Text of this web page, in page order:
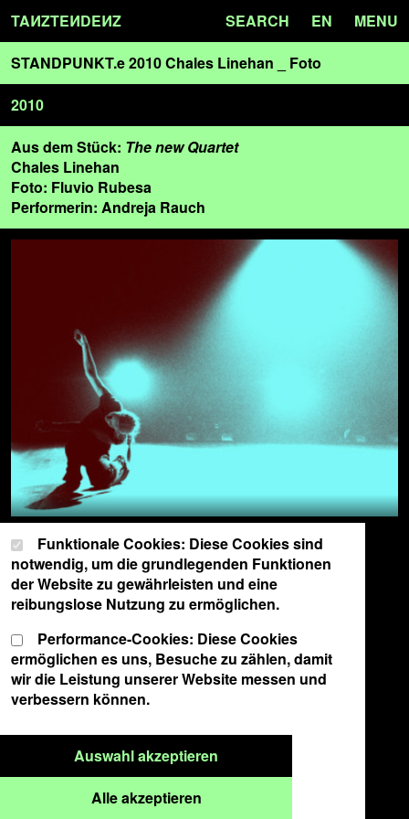
TANZTENDENZ SEARCH EN
MENU
STANDPUNKT.e 2010 Chales Linehan _ Foto
2010
Aus dem Stück: The new Quartet
Chales Linehan
Foto: Fluvio Rubesa
Performerin: Andreja Rauch
Cookie-Einstellungen
Wählen Sie Ihre Cookie-Präferenzen für diese Website.
Funktionale Cookies: Diese Cookies sind
notwendig, um die grundlegenden Funktionen
der Website zu gewährleisten und eine
reibungslose Nutzung zu ermöglichen.
Performance-Cookies: Diese Cookies
ermöglichen es uns, Besuche zu zählen, damit
wir die Leistung unserer Website messen und
verbessern können.
Auswahl akzeptieren
Alle akzeptierenAlle Cookies akzeptieren